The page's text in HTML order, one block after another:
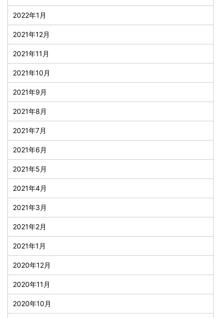
2022年1月
2021年12月
2021年11月
2021年10月
2021年9月
2021年8月
2021年7月
2021年6月
2021年5月
2021年4月
2021年3月
2021年2月
2021年1月
2020年12月
2020年11月
2020年10月